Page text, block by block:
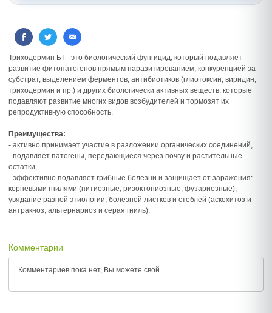
Триходермин БТ - это биологический фунгицид, который подавляет
развитие фитопатогенов прямым паразитированием, конкуренцией за
субстрат, выделением ферментов, антибиотиков (глиотоксин, виридин,
триходермин и пр.) и других биологически активных веществ, которые
подавляют развитие многих видов возбудителей и тормозят их
репродуктивную способность.
Преимущества:
- активно принимает участие в разложении органических соединений,
- подавляет патогены, передающиеся через почву и растительные
остатки,
- эффективно подавляет грибные болезни и защищает от заражения:
корневыми гнилями (питиозные, ризоктониозные, фузариозные),
увядание разной этиологии, болезней листков и стеблей (аскохитоз и
антракноз, альтернариоз и серая гниль).
Комментарии
Комментариев пока нет, Вы можете свой.